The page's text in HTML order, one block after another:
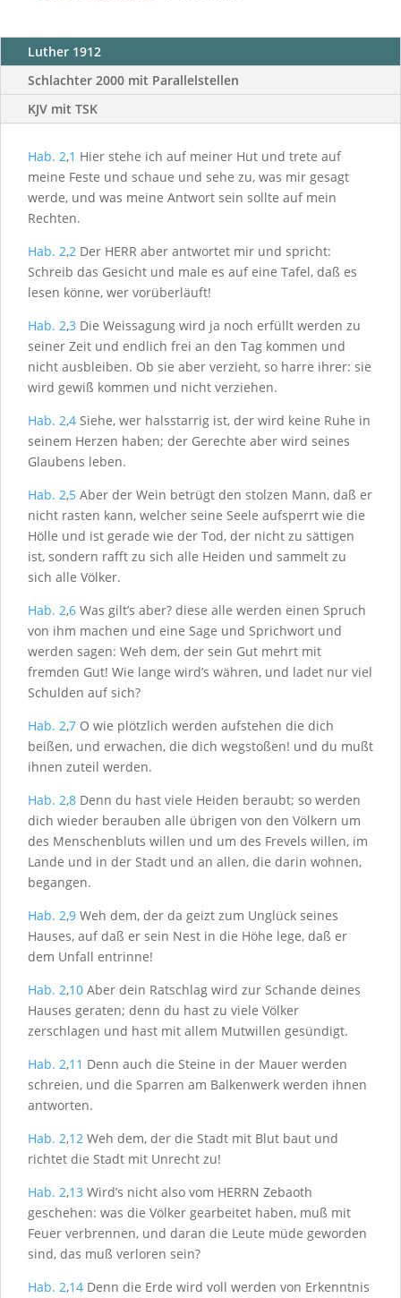
Luther 1912
Schlachter 2000 mit Parallelstellen
KJV mit TSK
Hab. 2,1 Hier stehe ich auf meiner Hut und trete auf
meine Feste und schaue und sehe zu, was mir gesagt
werde, und was meine Antwort sein sollte auf mein
Rechten.
Hab. 2,2 Der HERR aber antwortet mir und spricht:
Schreib das Gesicht und male es auf eine Tafel, daß es
lesen könne, wer vorüberläuft!
Hab. 2,3 Die Weissagung wird ja noch erfüllt werden zu
seiner Zeit und endlich frei an den Tag kommen und
nicht ausbleiben. Ob sie aber verzieht, so harre ihrer: sie
wird gewiß kommen und nicht verziehen.
Hab. 2,4 Siehe, wer halsstarrig ist, der wird keine Ruhe in
seinem Herzen haben; der Gerechte aber wird seines
Glaubens leben.
Hab. 2,5 Aber der Wein betrügt den stolzen Mann, daß er
nicht rasten kann, welcher seine Seele aufsperrt wie die
Hölle und ist gerade wie der Tod, der nicht zu sättigen
ist, sondern rafft zu sich alle Heiden und sammelt zu
sich alle Völker.
Hab. 2,6 Was gilt’s aber? diese alle werden einen Spruch
von ihm machen und eine Sage und Sprichwort und
werden sagen: Weh dem, der sein Gut mehrt mit
fremden Gut! Wie lange wird’s währen, und ladet nur viel
Schulden auf sich?
Hab. 2,7 O wie plötzlich werden aufstehen die dich
beißen, und erwachen, die dich wegstoßen! und du mußt
ihnen zuteil werden.
Hab. 2,8 Denn du hast viele Heiden beraubt; so werden
dich wieder berauben alle übrigen von den Völkern um
des Menschenbluts willen und um des Frevels willen, im
Lande und in der Stadt und an allen, die darin wohnen,
begangen.
Hab. 2,9 Weh dem, der da geizt zum Unglück seines
Hauses, auf daß er sein Nest in die Höhe lege, daß er
dem Unfall entrinne!
Hab. 2,10 Aber dein Ratschlag wird zur Schande deines
Hauses geraten; denn du hast zu viele Völker
zerschlagen und hast mit allem Mutwillen gesündigt.
Hab. 2,11 Denn auch die Steine in der Mauer werden
schreien, und die Sparren am Balkenwerk werden ihnen
antworten.
Hab. 2,12 Weh dem, der die Stadt mit Blut baut und
richtet die Stadt mit Unrecht zu!
Hab. 2,13 Wird’s nicht also vom HERRN Zebaoth
geschehen: was die Völker gearbeitet haben, muß mit
Feuer verbrennen, und daran die Leute müde geworden
sind, das muß verloren sein?
Hab. 2,14 Denn die Erde wird voll werden von Erkenntnis